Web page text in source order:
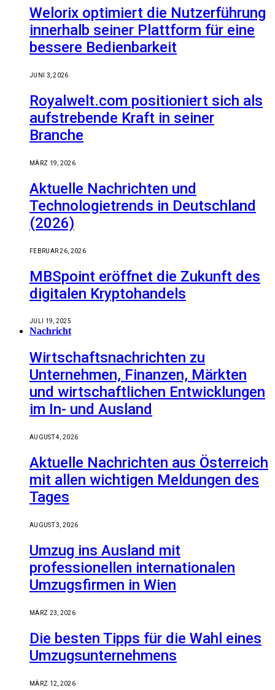
Welorix optimiert die Nutzerführung
innerhalb seiner Plattform für eine
bessere Bedienbarkeit
JUNI 3, 2026
Royalwelt.com positioniert sich als
aufstrebende Kraft in seiner
Branche
MÄRZ 19, 2026
Aktuelle Nachrichten und
Technologietrends in Deutschland
(2026)
FEBRUAR 26, 2026
MBSpoint eröffnet die Zukunft des
digitalen Kryptohandels
JULI 19, 2025
Nachricht
Wirtschaftsnachrichten zu
Unternehmen, Finanzen, Märkten
und wirtschaftlichen Entwicklungen
im In- und Ausland
AUGUST 4, 2026
Aktuelle Nachrichten aus Österreich
mit allen wichtigen Meldungen des
Tages
AUGUST 3, 2026
Umzug ins Ausland mit
professionellen internationalen
Umzugsfirmen in Wien
MÄRZ 23, 2026
Die besten Tipps für die Wahl eines
Umzugsunternehmens
MÄRZ 12, 2026